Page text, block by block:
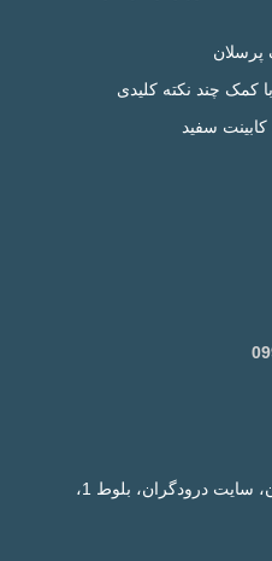
پرسلان
کمک چند نکته کلیدی
سفید
تهران، شهرک صنعتی خاوران، سایت درودگران، بلوط 1،